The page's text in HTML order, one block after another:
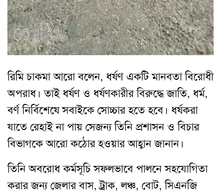
রিমি চাকমা আরো বলেন, ধর্ষণ একটি মানবতা বিরোধী
অপরাধ। তাই ধর্ষণ ও ধর্ষণকারীর বিরুদ্ধে জাতি, ধর্ম,
বর্ণ নির্বিশেষে সবাইকে সোচ্চার হতে হবে। ধর্ষকরা
যাতে রেহাই না পায় সেজন্য তিনি প্রশাসন ও বিচার
বিভাগকে আরো কঠোর হওয়ার আহ্বান জানান।
তিনি অবরোধ কর্মসূচি সফলভাবে পালনে সহযোগিতা
করার জন্য জেলার বাস, ট্রাক, লঞ্চ, বোট, সিএনজি